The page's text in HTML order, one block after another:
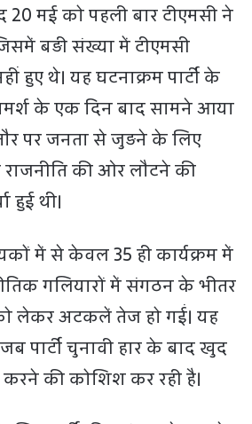
20 मई को पहली बार टीएमसी ने
बड़ी संख्या में टीएमसी
हुए थे। यह घटनाक्रम पार्टी के
के एक दिन बाद सामने आया
पर जनता से जुड़ने के लिए
की ओर लौटने की
हुई थी।
में से केवल 35 ही कार्यक्रम में
गलियारों में संगठन के भीतर
लेकर अटकलें तेज हो गईं। यह
पार्टी चुनावी हार के बाद खुद
की कोशिश कर रही है।